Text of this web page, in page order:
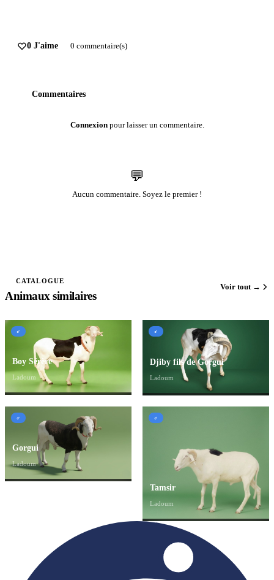
0 J'aime 0 commentaire(s)
Commentaires
Connexionpour laisser un commentaire.
💬
Aucun commentaire. Soyez le premier !
CATALOGUE
Animaux similaires
Voir tout →
♂
Boy Sérère
Ladoum
♂
Djiby fils de Gorgui
Ladoum
♂
Gorgui
Ladoum
♂
Tamsir
Ladoum